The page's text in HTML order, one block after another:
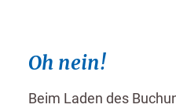
Oh nein!
Beim Laden des